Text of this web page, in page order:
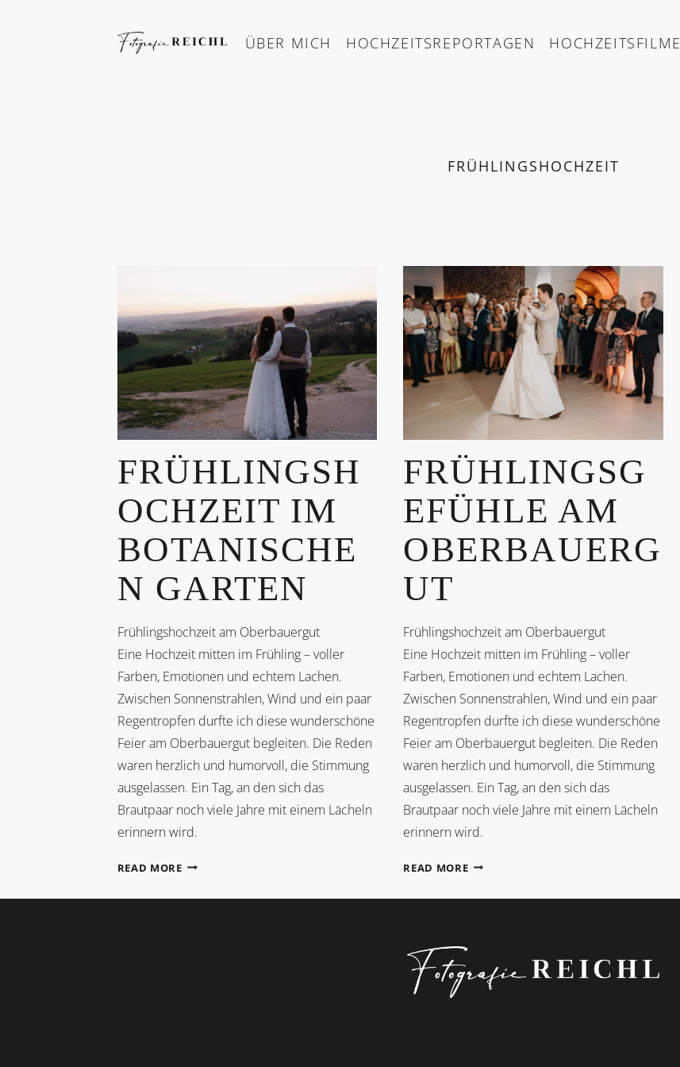
ÜBER MICH HOCHZEITSREPORTAGEN HOCHZEITSFILME
FRÜHLINGSHOCHZEIT
FRÜHLINGSH
OCHZEIT IM
BOTANISCHE
N GARTEN
Frühlingshochzeit am Oberbauergut
Eine Hochzeit mitten im Frühling – voller
Farben, Emotionen und echtem Lachen.
Zwischen Sonnenstrahlen, Wind und ein paar
Regentropfen durfte ich diese wunderschöne
Feier am Oberbauergut begleiten. Die Reden
waren herzlich und humorvoll, die Stimmung
ausgelassen. Ein Tag, an den sich das
Brautpaar noch viele Jahre mit einem Lächeln
erinnern wird.
READ MOREFRÜHLINGSHOCHZEIT
BOTANISCHEN
FRÜHLINGSG
EFÜHLE AM
OBERBAUERG
UT
Frühlingshochzeit am Oberbauergut
Eine Hochzeit mitten im Frühling – voller
Farben, Emotionen und echtem Lachen.
Zwischen Sonnenstrahlen, Wind und ein paar
Regentropfen durfte ich diese wunderschöne
Feier am Oberbauergut begleiten. Die Reden
waren herzlich und humorvoll, die Stimmung
ausgelassen. Ein Tag, an den sich das
Brautpaar noch viele Jahre mit einem Lächeln
erinnern wird.
READ MOREFRÜHLINGSGEFÜHLE
OBERBAUERGUT